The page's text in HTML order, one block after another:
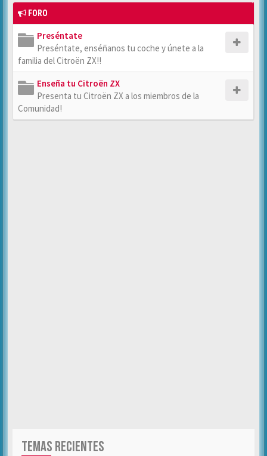
FORO
Preséntate
Preséntate, enséñanos tu coche y únete a la
familia del Citroën ZX!!
Enseña tu Citroën ZX
Presenta tu Citroën ZX a los miembros de la
Comunidad!
TEMAS RECIENTES